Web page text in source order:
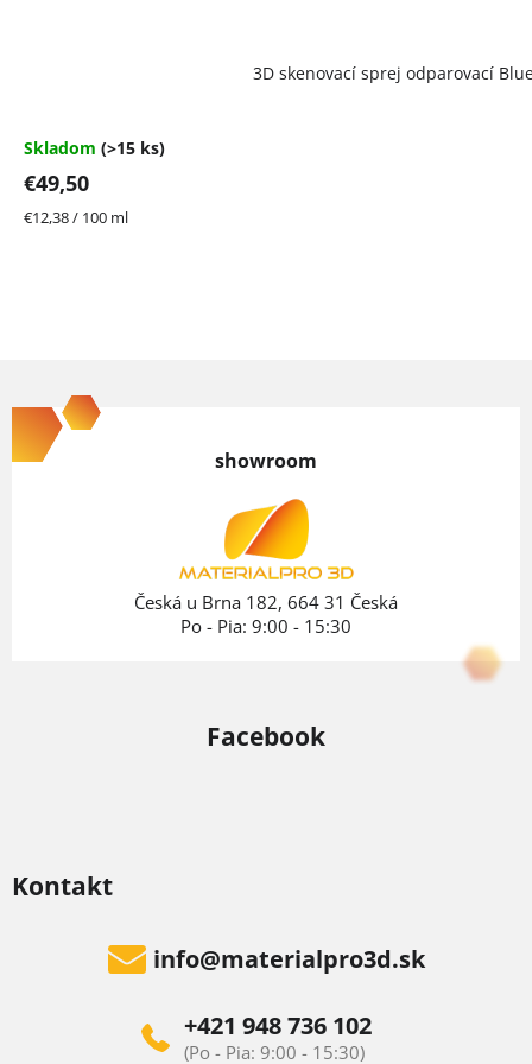
3D skenovací sprej odparovací
Skladom (>15 ks)
€49,50
Jednotková
€12,38 / 100 ml
á
p
Kontakt
info@materialpro3d.sk
+421 948 736 102
showroom
Česká u Brna 182, 664 31 Česká
Po - Pia: 9:00 - 15:30
Facebook